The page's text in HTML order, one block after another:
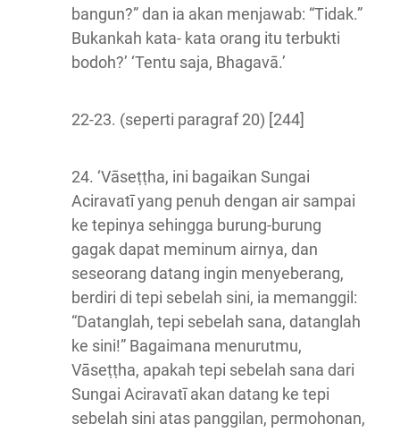
bangun?” dan ia akan menjawab: “Tidak.”
Bukankah kata- kata orang itu terbukti
bodoh?’ ‘Tentu saja, Bhagavā.’
22-23. (seperti paragraf 20) [244]
24. ‘Vāseṭṭha, ini bagaikan Sungai
Aciravatī yang penuh dengan air sampai
ke tepinya sehingga burung-burung
gagak dapat meminum airnya, dan
seseorang datang ingin menyeberang,
berdiri di tepi sebelah sini, ia memanggil:
“Datanglah, tepi sebelah sana, datanglah
ke sini!” Bagaimana menurutmu,
Vāseṭṭha, apakah tepi sebelah sana dari
Sungai Aciravatī akan datang ke tepi
sebelah sini atas panggilan, permohonan,